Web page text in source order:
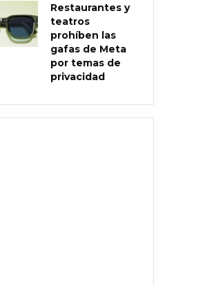
Restaurantes y
teatros
prohíben las
gafas de Meta
por temas de
privacidad